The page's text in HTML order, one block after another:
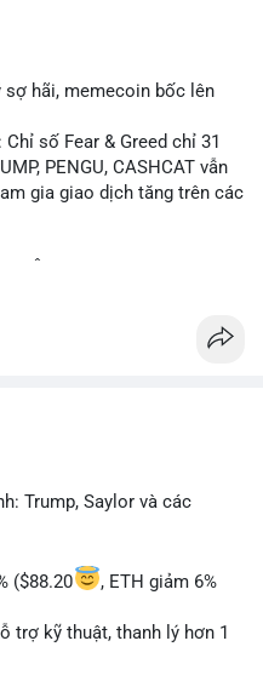
sợ hãi, memecoin bốc lên
số Fear & Greed chỉ 31
PENGU, CASHCAT vẫn
gia giao dịch tăng trên các
trong tìm kiếm Việt Nam
cũng hấp dẫn.
ở khách sạn 5*" (từ bài
110 Bitcoin và SKR token
memecoin và tin tức
lên giá. Rủi ro từ các đề cày
dõi xu hướng "long" hoặc
Trump, Saylor và các
($88.20
, ETH giảm 6%
trợ kỹ thuật, thanh lý hơn 1
dự kiến airdrop token cho